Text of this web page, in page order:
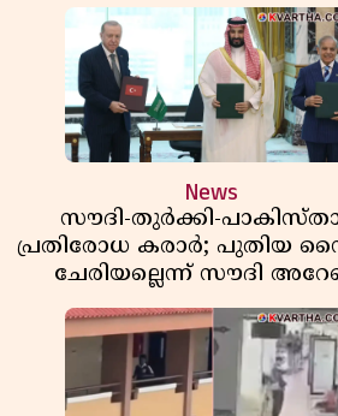
News
സൗദി-തുർക്കി-
പ്രതിരോധ കരാർ; പുതിയ
ചേരിയല്ലെന്ന് സൗദി
വിമർശനവുമായി